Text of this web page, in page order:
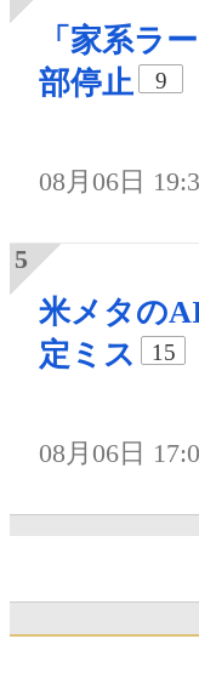
「家系ラ
部停止
9
08月06日
米メタの
定ミス
15
08月06日